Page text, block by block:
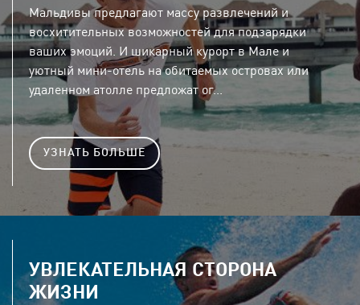
Мальдивы предлагают массу развлечений и
восхитительных возможностей для подзарядки
ваших эмоций. И шикарный курорт в Мале и
уютный мини-отель на обитаемых островах или
удаленном атолле предложат ог...
УЗНАТЬ БОЛЬШЕ
УВЛЕКАТЕЛЬНАЯ СТОРОНА
ЖИЗНИ